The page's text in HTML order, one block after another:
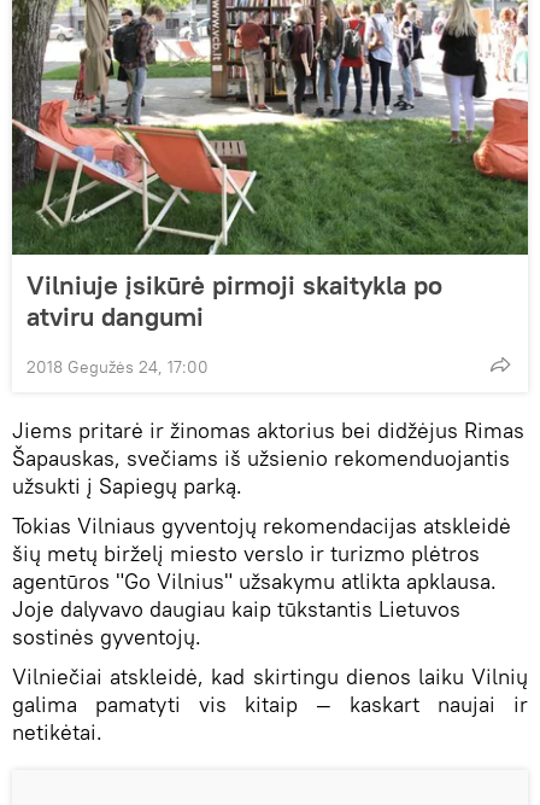
Vilniuje įsikūrė pirmoji skaitykla po
atviru dangumi
2018 Gegužės 24, 17:00
Jiems pritarė ir žinomas aktorius bei didžėjus Rimas
Šapauskas, svečiams iš užsienio rekomenduojantis
užsukti į Sapiegų parką.
Tokias Vilniaus gyventojų rekomendacijas atskleidė
šių metų birželį miesto verslo ir turizmo plėtros
agentūros "Go Vilnius" užsakymu atlikta apklausa.
Joje dalyvavo daugiau kaip tūkstantis Lietuvos
sostinės gyventojų.
Vilniečiai atskleidė, kad skirtingu dienos laiku Vilnių
galima pamatyti vis kitaip — kaskart naujai ir
netikėtai.